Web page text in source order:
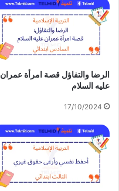
الرضا والتفاؤل قصة امرأة عمران
عليه السلام
17/10/2024